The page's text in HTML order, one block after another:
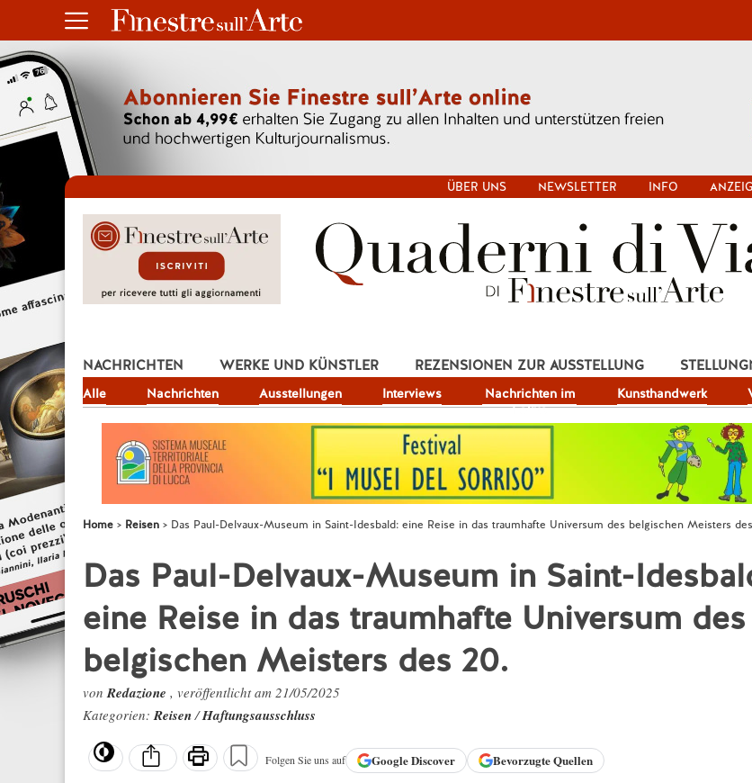
ÜBER UNS NEWSLETTER INFO
NACHRICHTEN
Alle Nachrichten Ausstellungen Interviews
Nachrichten im
Fokus
Kunsthandwerk
WERKE UND KÜNSTLER REZENSIONEN ZUR AUSSTELLUNG
JOB
Home Reisen Das Paul-Delvaux-Museum in Saint-Idesbald: eine Reise in das traumhafte Universum des belgischen Meisters
Das Paul-Delvaux-Museum in Saint-
eine Reise in das traumhafte Universum des
belgischen Meisters des 20.
vonRedazione , veröffentlicht am 21/05/2025
Kategorien:Reisen/Haftungsausschluss
Folgen Sie uns auf GoogleDiscover Bevorzugte Quellen